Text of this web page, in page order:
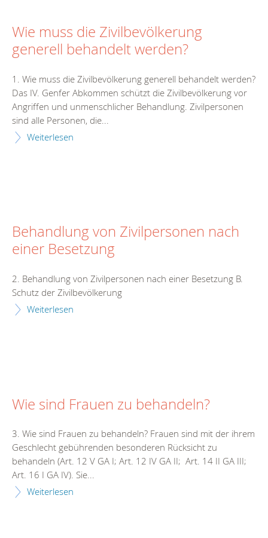
Wie muss die Zivilbevölkerung
generell behandelt werden?
1. Wie muss die Zivilbevölkerung generell behandelt werden?
Das IV. Genfer Abkommen schützt die Zivilbevölkerung vor
Angriffen und unmenschlicher Behandlung. Zivilpersonen
sind alle Personen, die...
Weiterlesen
Behandlung von Zivilpersonen nach
einer Besetzung
2. Behandlung von Zivilpersonen nach einer Besetzung B.
Schutz der Zivilbevölkerung
Weiterlesen
Wie sind Frauen zu behandeln?
3. Wie sind Frauen zu behandeln? Frauen sind mit der ihrem
Geschlecht gebührenden besonderen Rücksicht zu
behandeln (Art. 12 V GA I; Art. 12 IV GA II; Art. 14 II GA III;
Art. 16 I GA IV). Sie...
Weiterlesen